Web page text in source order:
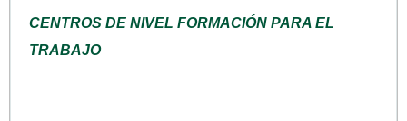
CENTROS DE NIVEL FORMACIÓN PARA EL
TRABAJO